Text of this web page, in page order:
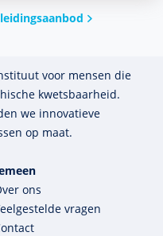
voor mensen die
kwets­baar­heid.
we innova­tieve
op maat.
ons
vragen